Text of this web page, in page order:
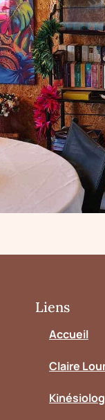
Liens
Accueil
Claire